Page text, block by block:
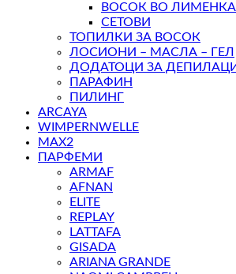
ВОСОК ВО ЛИМЕНКА
СЕТОВИ
ТОПИЛКИ ЗА ВОСОК
ЛОСИОНИ – МАСЛА – ГЕЛ
ДОДАТОЦИ ЗА
ПАРАФИН
ПИЛИНГ
ARCAYA
WIMPERNWELLE
MAX2
ПАРФЕМИ
ARMAF
AFNAN
ELITE
REPLAY
LATTAFA
GISADA
ARIANA GRANDE